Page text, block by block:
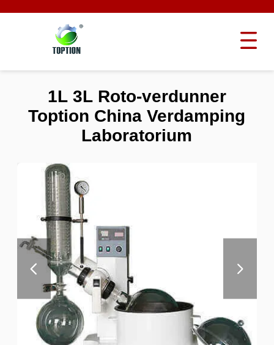
1L 3L Roto-verdunner
Toption China Verdamping
Laboratorium